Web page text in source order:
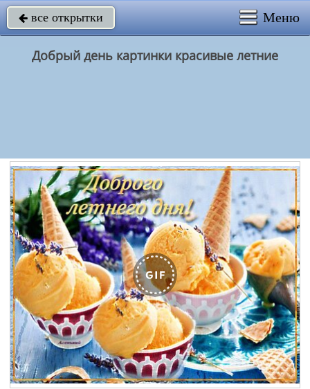
 все открытки Меню
Добрый день картинки красивые летние